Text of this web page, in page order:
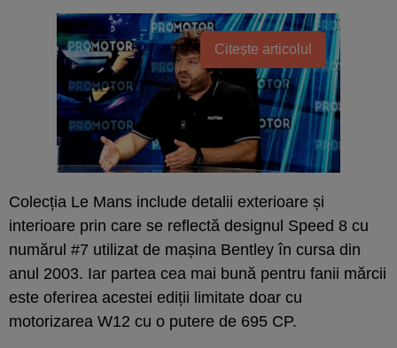
Citește articolul
Colecția Le Mans include detalii exterioare și
interioare prin care se reflectă designul Speed 8 cu
numărul #7 utilizat de mașina Bentley în cursa din
anul 2003. Iar partea cea mai bună pentru fanii mărcii
este oferirea acestei ediții limitate doar cu
motorizarea W12 cu o putere de 695 CP.